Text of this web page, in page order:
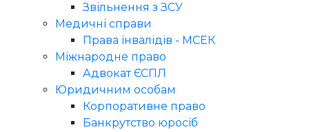
Звільнення з ЗСУ
Медичні справи
Права інвалідів - МСЕК
Міжнародне право
Адвокат ЄСПЛ
Юридичним особам
Корпоративне право
Банкрутство юросіб